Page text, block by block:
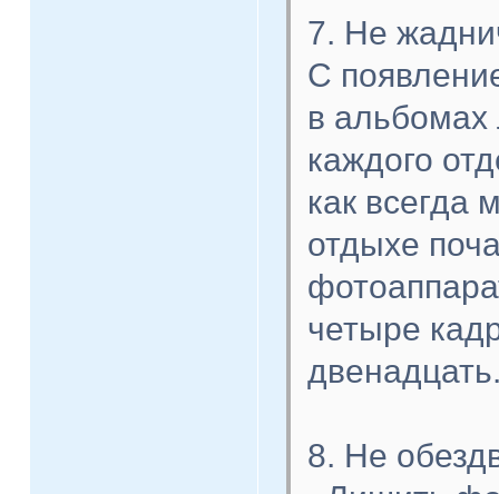
7. Не
С
в альбомах
каждого
как всегда
отдыхе
четыре
8. Не